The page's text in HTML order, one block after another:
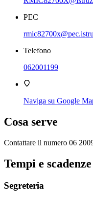
PEC
Telefono
062001199
Naviga su Google
Cosa serve
Contattare il numero 06
Tempi e scadenze
Segreteria